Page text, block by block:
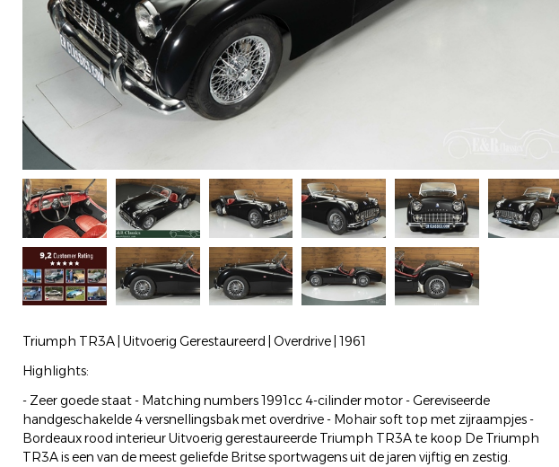
Triumph TR3A | Uitvoerig Gerestaureerd | Overdrive | 1961
Highlights:
- Zeer goede staat - Matching numbers 1991cc 4-cilinder motor - Gereviseerde
handgeschakelde 4 versnellingsbak met overdrive - Mohair soft top met zijraampjes -
Bordeaux rood interieur Uitvoerig gerestaureerde Triumph TR3A te koop De Triumph
TR3A is een van de meest geliefde Britse sportwagens uit de jaren vijftig en zestig.